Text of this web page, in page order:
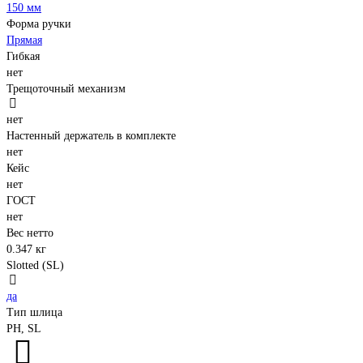
150 мм
Форма ручки
Прямая
Гибкая
нет
Трещоточный механизм
нет
Настенный держатель в комплекте
нет
Кейс
нет
ГОСТ
нет
Вес нетто
0.347 кг
Slotted (SL)
да
Тип шлица
PH, SL